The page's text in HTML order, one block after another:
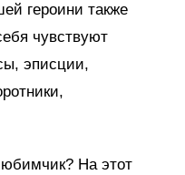
героини также
чувствуют
эписции,
На этот